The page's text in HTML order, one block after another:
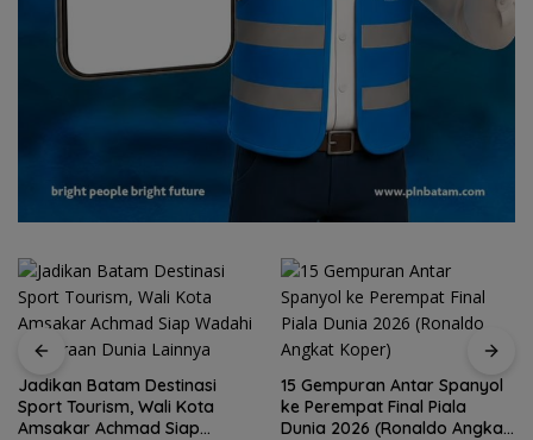
Jadikan Batam Destinasi
Sport Tourism, Wali Kota
Amsakar Achmad Siap
15 Gempuran Antar Spanyol
ke Perempat Final Piala
Dunia 2026 (Ronaldo Angkat